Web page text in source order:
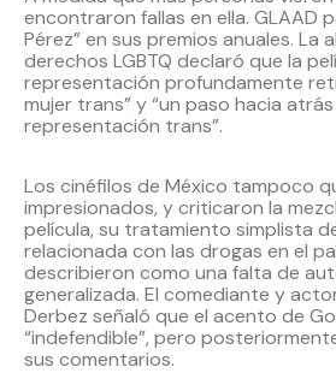
encontraron fallas en ella. GLAAD
Pérez” en sus premios anuales. La
derechos LGBTQ declaró que la
representación profundamente
mujer trans” y “un paso hacia
representación trans”.
Los cinéfilos de México tampoco
impresionados, y criticaron la
película, su tratamiento simplista
relacionada con las drogas en el
describieron como una falta de
generalizada. El comediante y
Derbez señaló que el acento de
“indefendible”, pero
sus comentarios.